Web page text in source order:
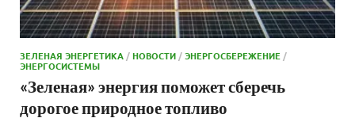
ЗЕЛЕНАЯ ЭНЕРГЕТИКА /НОВОСТИ /ЭНЕРГОСБЕРЕЖЕНИЕ /
ЭНЕРГОСИСТЕМЫ
«Зеленая» энергия поможет сберечь
дорогое природное топливо